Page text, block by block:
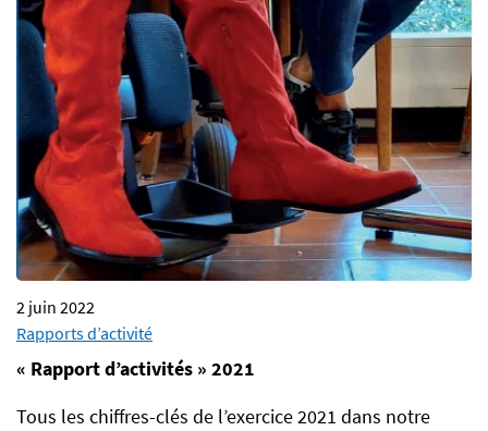
2 juin 2022
Rapports d’activité
« Rapport d’activités » 2021
Tous les chiffres-clés de l’exercice 2021 dans notre